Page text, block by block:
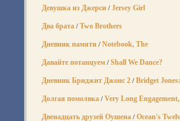
Девушка из Джерси / Jersey Girl
Два брата / Two Brothers
Дневник памяти / Notebook, The
Давайте потанцуем / Shall We Dance?
Дневник Бриджит Джонс 2 / Bridget
Долгая помолвка / Very Long
Двенадцать друзей Оушена / Ocean's